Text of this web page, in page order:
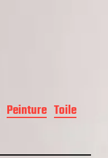
Peinture Toile